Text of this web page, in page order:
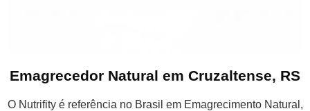
Emagrecedor Natural em Cruzaltense, RS
O Nutrifity é referência no Brasil em Emagrecimento Natural,